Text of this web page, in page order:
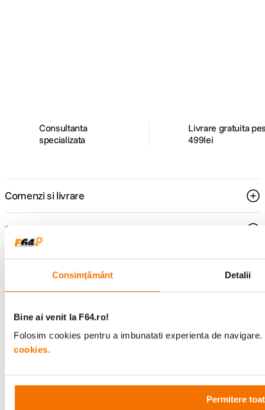
Consimțământ Detalii
Bine ai venit la F64.ro!
Folosim cookies pentru a imbunatati experienta de
cookies.
Permitere
Consultanta
specializata
Livrare gratuita
499lei
Comenzi si livrare
Suport
Service si garantii
F64 Studio
Urmareste-ne